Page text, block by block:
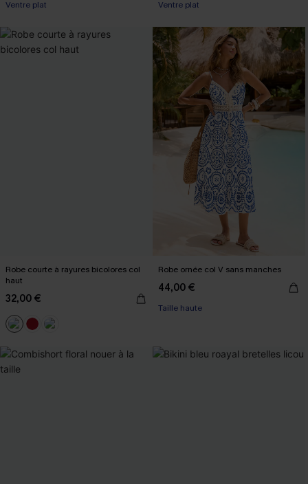
Ventre plat Ventre plat
Robe courte à rayures bicolores col
haut
32,00 €
Robe ornée col V sans manches
44,00 €
Taille haute